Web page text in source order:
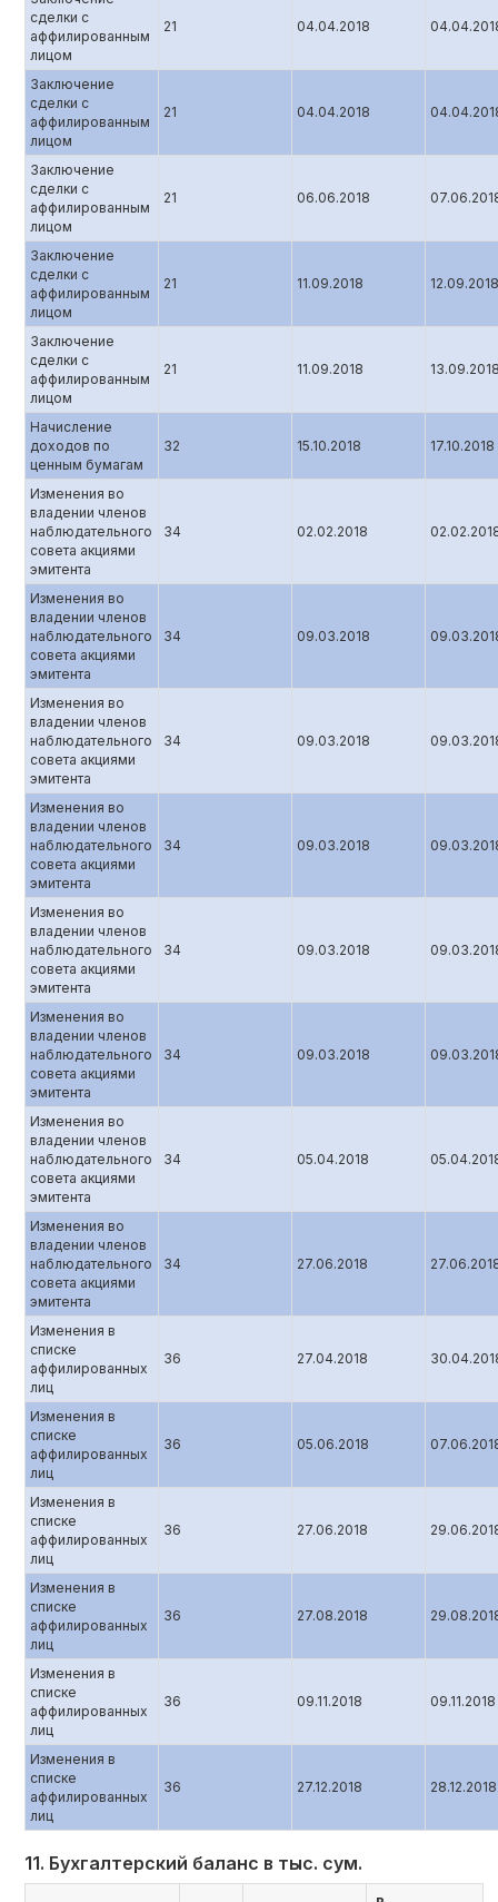
сделки с
аффилированным
лицом
21 04.04.2018
Заключение
сделки с
аффилированным
лицом
21 04.04.2018
Заключение
сделки с
аффилированным
лицом
21 06.06.2018
Заключение
сделки с
аффилированным
лицом
21 11.09.2018 12.09.2018
Заключение
сделки с
аффилированным
лицом
21 11.09.2018
Начисление
доходов по
ценным бумагам
32 15.10.2018 17.10.2018
Изменения во
владении членов
наблюдательного
совета акциями
эмитента
34 02.02.2018
Изменения во
владении членов
наблюдательного
совета акциями
эмитента
34 09.03.2018
Изменения во
владении членов
наблюдательного
совета акциями
эмитента
34 09.03.2018
Изменения во
владении членов
наблюдательного
совета акциями
эмитента
34 09.03.2018
Изменения во
владении членов
наблюдательного
совета акциями
эмитента
34 09.03.2018
Изменения во
владении членов
наблюдательного
совета акциями
эмитента
34 09.03.2018
Изменения во
владении членов
наблюдательного
совета акциями
эмитента
34 05.04.2018
Изменения во
владении членов
наблюдательного
совета акциями
эмитента
34 27.06.2018
Изменения в
списке
аффилированных
лиц
36 27.04.2018
Изменения в
списке
аффилированных
лиц
36 05.06.2018
Изменения в
списке
аффилированных
лиц
36 27.06.2018
Изменения в
списке
аффилированных
лиц
36 27.08.2018
Изменения в
списке
аффилированных
лиц
36 09.11.2018 09.11.2018
Изменения в
списке
аффилированных
лиц
36 27.12.2018 28.12.2018
11. Бухгалтерский баланс в тыс. сум.